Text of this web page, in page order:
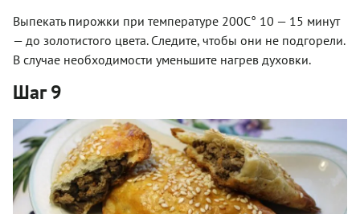
Выпекать пирожки при температуре 200С° 10 — 15 минут
— до золотистого цвета. Следите, чтобы они не подгорели.
В случае необходимости уменьшите нагрев духовки.
Шаг 9